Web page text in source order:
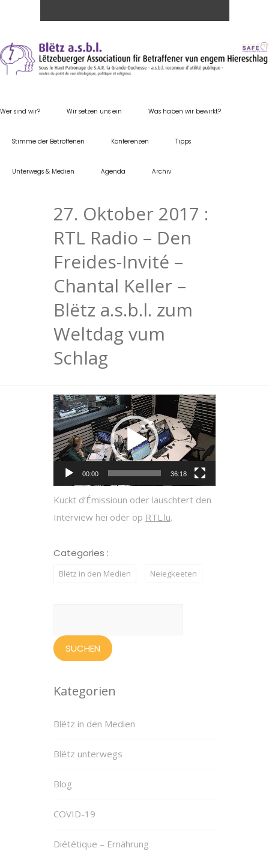
Wer sind wir? Wir setzen uns ein Was haben wir bewirkt?
Stimme der Betroffenen Konferenzen Tipps
Unterwegs & Medien Agenda Archiv
27. Oktober 2017 :
RTL Radio – Den
Freides-Invité –
Chantal Keller –
Blëtz a.s.b.l. zum
Weltdag vum
Schlag
Video-
Player
00:00 36:18
Kuckt d’Émissioun oder lauschtert den
Interview hei oder op RTL.lu.
Categories :
Blëtz in den Medien Neiegkeeten
Kategorien
Blëtz in den Medien
Blëtz unterwegs
Blog
COVID-19
Diététique – Ernährung